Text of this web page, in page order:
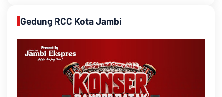
Gedung RCC Kota Jambi